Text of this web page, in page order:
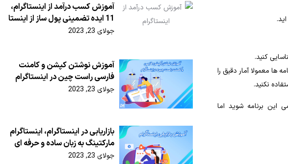
کنید.
ها معمولا آمار دقیق را
نکنید.
این برنامه شوید اما
آموزش کسب درآمد از اینستاگرام،
11 ایده تضمینی پول ساز از اینستا
جولای 23, 2023
آموزش نوشتن کپشن و کامنت
فارسی راست چین در اینستاگرام
جولای 23, 2023
بازاریابی در اینستاگرام، اینستاگرام
مارکتینگ به زبان ساده و حرفه ای
جولای 23, 2023